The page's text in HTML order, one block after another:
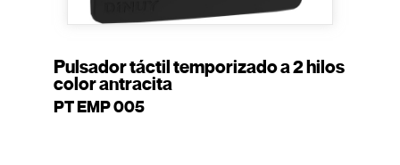
Pulsador táctil temporizado a 2 hilos
color antracita
PT EMP 005